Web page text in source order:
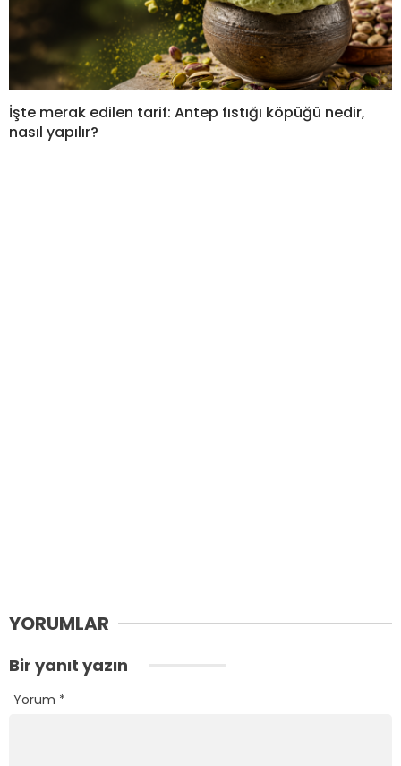
İşte merak edilen tarif: Antep fıstığı köpüğü nedir,
nasıl yapılır?
YORUMLAR
Bir yanıt yazın
Yorum *